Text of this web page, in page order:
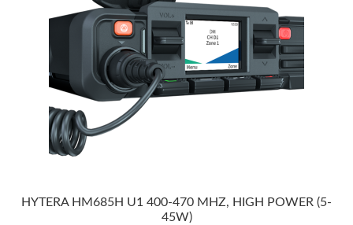
HYTERA HM685H U1 400-470 MHZ, HIGH POWER (5-
45W)